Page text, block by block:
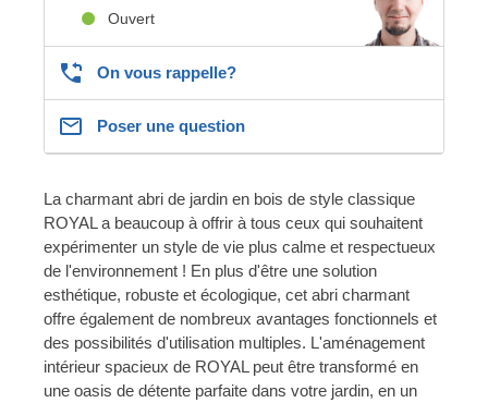
Ouvert
On vous rappelle?
Poser une question
La charmant abri de jardin en bois de style classique
ROYAL a beaucoup à offrir à tous ceux qui souhaitent
expérimenter un style de vie plus calme et respectueux
de l'environnement ! En plus d'être une solution
esthétique, robuste et écologique, cet abri charmant
offre également de nombreux avantages fonctionnels et
des possibilités d'utilisation multiples. L'aménagement
intérieur spacieux de ROYAL peut être transformé en
une oasis de détente parfaite dans votre jardin, en un